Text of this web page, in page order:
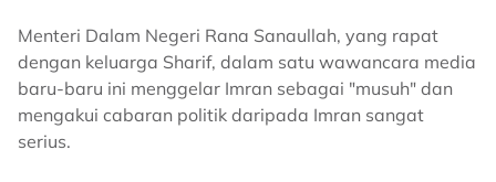
Menteri Dalam Negeri Rana Sanaullah, yang rapat
dengan keluarga Sharif, dalam satu wawancara media
baru-baru ini menggelar Imran sebagai "musuh" dan
mengakui cabaran politik daripada Imran sangat
serius.